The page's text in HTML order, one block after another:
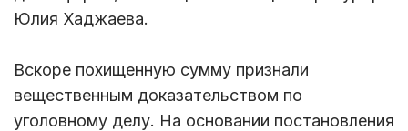
Юлия Хаджаева.
Вскоре похищенную сумму признали
вещественным доказательством по
уголовному делу. На основании постановления